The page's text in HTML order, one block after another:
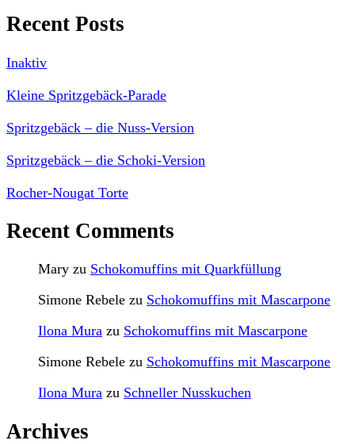
Recent Posts
Inaktiv
Kleine Spritzgebäck-Parade
Spritzgebäck – die Nuss-Version
Spritzgebäck – die Schoki-Version
Rocher-Nougat Torte
Recent Comments
Mary zu Schokomuffins mit Quarkfüllung
Simone Rebele zu Schokomuffins mit Mascarpone
Ilona Mura zu Schokomuffins mit Mascarpone
Simone Rebele zu Schokomuffins mit Mascarpone
Ilona Mura zu Schneller Nusskuchen
Archives